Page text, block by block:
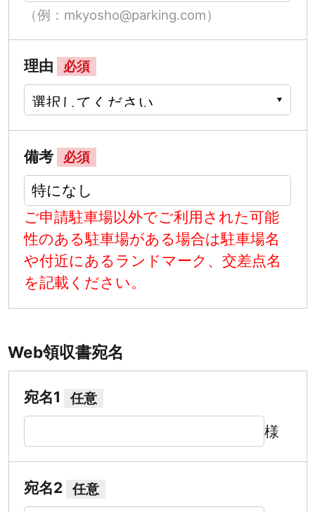
（例：mkyosho@parking.com）
理由 必須
備考 必須
ご申請駐車場以外でご利用された可能
性のある駐車場がある場合は駐車場名
や付近にあるランドマーク、交差点名
を記載ください。
Web領収書宛名
宛名1 任意
様
宛名2 任意